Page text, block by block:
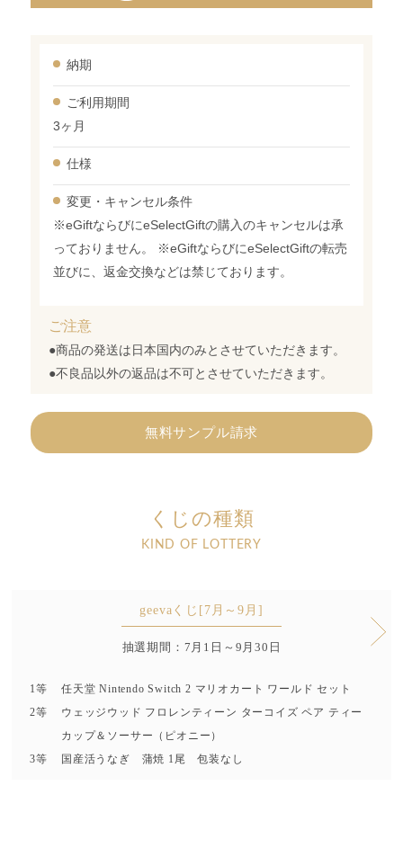
納期
ご利用期間
3ヶ月
仕様
変更・ キャンセル条件
※eGiftならびにeSelectGiftの購入のキャンセルは承
っておりません。 ※eGiftならびにeSelectGiftの転売
並びに、返金交換などは禁じております。
ご注意
●商品の発送は日本国内のみとさせていただきます。
●不良品以外の返品は不可とさせていただきます。
無料サンプル請求
くじの種類
KIND OF LOTTERY
geevaくじ[7月～9月]
抽選期間：7月1日～9月30日
1等
任天堂 Nintendo Switch 2 マリオカート ワールド セット
2等
ウェッジウッド フロレンティーン ターコイズ ペア ティー
カップ＆ソーサー（ピオニー）
3等
国産活うなぎ 蒲焼 1尾 包装なし